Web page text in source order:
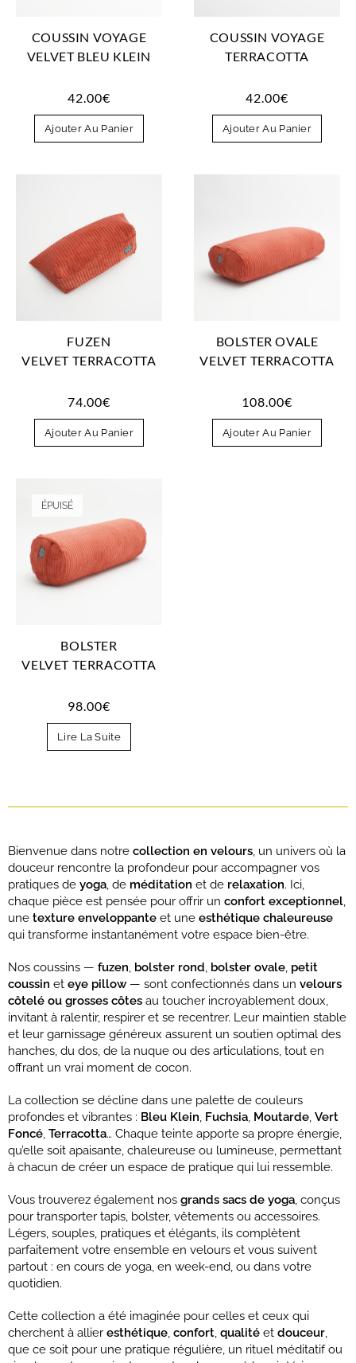
COUSSIN VOYAGE
VELVET BLEU KLEIN
42.00€
Ajouter Au Panier
COUSSIN VOYAGE
TERRACOTTA
42.00€
Ajouter Au Panier
FUZEN
VELVET TERRACOTTA
74.00€
Ajouter Au Panier
BOLSTER OVALE
VELVET TERRACOTTA
108.00€
Ajouter Au Panier
ÉPUISÉ
BOLSTER
VELVET TERRACOTTA
98.00€
Lire La Suite
Bienvenue dans notre collection en velours , un univers où la
douceur rencontre la profondeur pour accompagner vos
pratiques de yoga , de méditation et de relaxation. Ici,
chaque pièce est pensée pour offrir un confort exceptionnel
une texture enveloppante et une esthétique chaleureuse
qui transforme instantanément votre espace bien-être.
Nos coussins — fuzen bolster rond bolster ovale petit
coussin et eye pillow— sont confectionnés dans un velours
côtelé ou grosses côtes au toucher incroyablement doux,
invitant à ralentir, respirer et se recentrer. Leur maintien stable
et leur garnissage généreux assurent un soutien optimal des
hanches, du dos, de la nuque ou des articulations, tout en
offrant un vrai moment de cocon.
La collection se décline dans une palette de couleurs
profondes et vibrantes : Bleu Klein Fuchsia Moutarde Vert
Foncé Terracotta… Chaque teinte apporte sa propre énergie,
qu’elle soit apaisante, chaleureuse ou lumineuse, permettant
à chacun de créer un espace de pratique qui lui ressemble.
Vous trouverez également nos grands sacs de yoga , conçus
pour transporter tapis, bolster, vêtements ou accessoires.
Légers, souples, pratiques et élégants, ils complètent
parfaitement votre ensemble en velours et vous suivent
partout : en cours de yoga, en week-end, ou dans votre
quotidien.
Cette collection a été imaginée pour celles et ceux qui
cherchent à allier esthétique confort qualité et douceur
que ce soit pour une pratique régulière, un rituel méditatif ou